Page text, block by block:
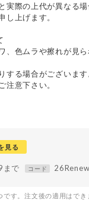
際の上代が異なる場
し上げます。
、色ムラや擦れが見
する場合がございま
注意下さい。
見る
まで コード
す。注文後の適用はでき